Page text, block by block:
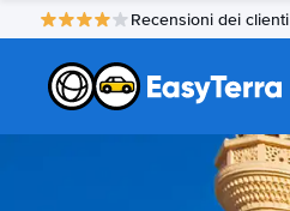
Recensioni dei clienti